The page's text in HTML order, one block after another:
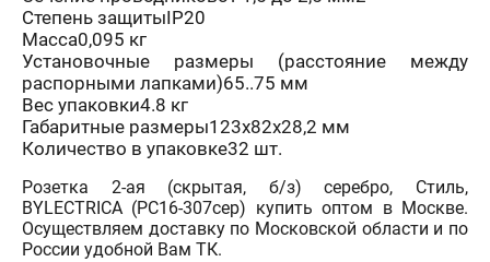
Степень защитыIP20
Масса0,095 кг
Установочные размеры (расстояние между
распорными лапками)65..75 мм
Вес упаковки4.8 кг
Габаритные размеры123х82х28,2 мм
Количество в упаковке32 шт.
Розетка 2-ая (скрытая, б/з) серебро, Стиль,
BYLECTRICA (РС16-307сер) купить оптом в Москве.
Осуществляем доставку по Московской области и по
России удобной Вам ТК.